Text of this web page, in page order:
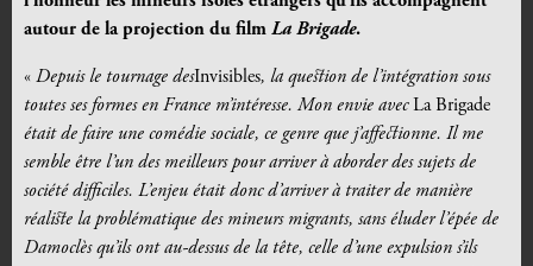
autour de la projection du film La Brigade.
« Depuis le tournage desInvisibles, la question de l’intégration sous
toutes ses formes en France m’intéresse. Mon envie avecLa Brigade
était de faire une comédie sociale, ce genre que j’affectionne. Il me
semble être l’un des meilleurs pour arriver à aborder des sujets de
société difficiles. L’enjeu était donc d’arriver à traiter de manière
réaliste la problématique des mineurs migrants, sans éluder l’épée de
Damoclès qu’ils ont au-dessus de la tête, celle d’une expulsion s’ils